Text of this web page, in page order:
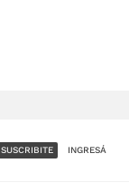
SUSCRIBITE INGRESÁ